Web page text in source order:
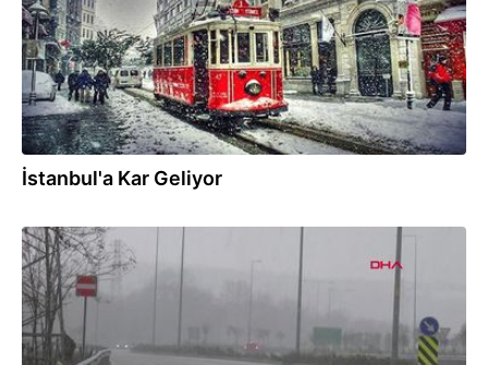
İstanbul'a Kar Geliyor
02.01.2019